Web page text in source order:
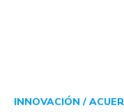
INNOVACIÓN /